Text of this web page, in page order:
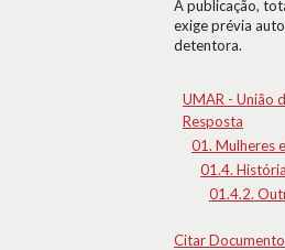
A publicação,
exige prévia
detentora.
UMAR - União
Resposta
01. Mulheres
01.4.
01.4.2.
Citar Documento